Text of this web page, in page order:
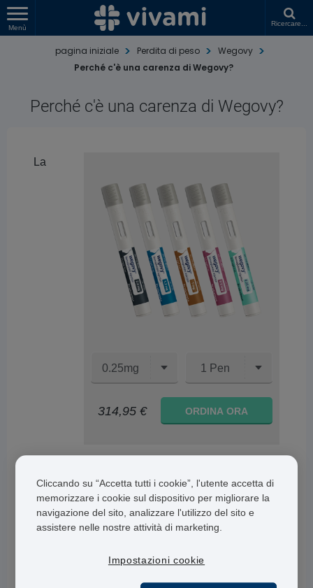
Menù
Ricercare...
pagina iniziale Perdita di peso
Wegovy
Perché c'è una carenza di Wegovy?
Perché c'è una carenza di Wegovy?
0.25mg 1 Pen
314,95 € ORDINA ORA
La
principale ragione della carenza di Wegovy
è la
mancanza di approvvigionamento per soddisfare
la domanda. Diversi fattori contribuiscono a
Cliccando su “Accetta tutti i cookie”, l'utente accetta di
memorizzare i cookie sul dispositivo per migliorare la
navigazione del sito, analizzare l'utilizzo del sito e
assistere nelle nostre attività di marketing.
Impostazioni cookie